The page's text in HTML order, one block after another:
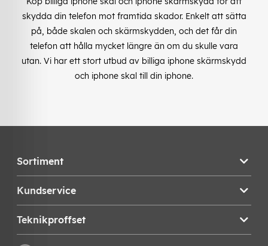
skydda din telefon mot framtida skador. Enkelt att sätta
på, både skalen och skärmskydden, och det får din
telefon att hålla mycket längre än om du skulle vara
utan. Vi har ett stort utbud av billiga iphone skärmskydd
och iphone skal till din iphone.
Sortiment
Kundservice
Teknikproffset